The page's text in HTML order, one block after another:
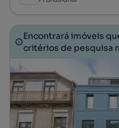
Encontrará imóveis
critérios de pesquisa